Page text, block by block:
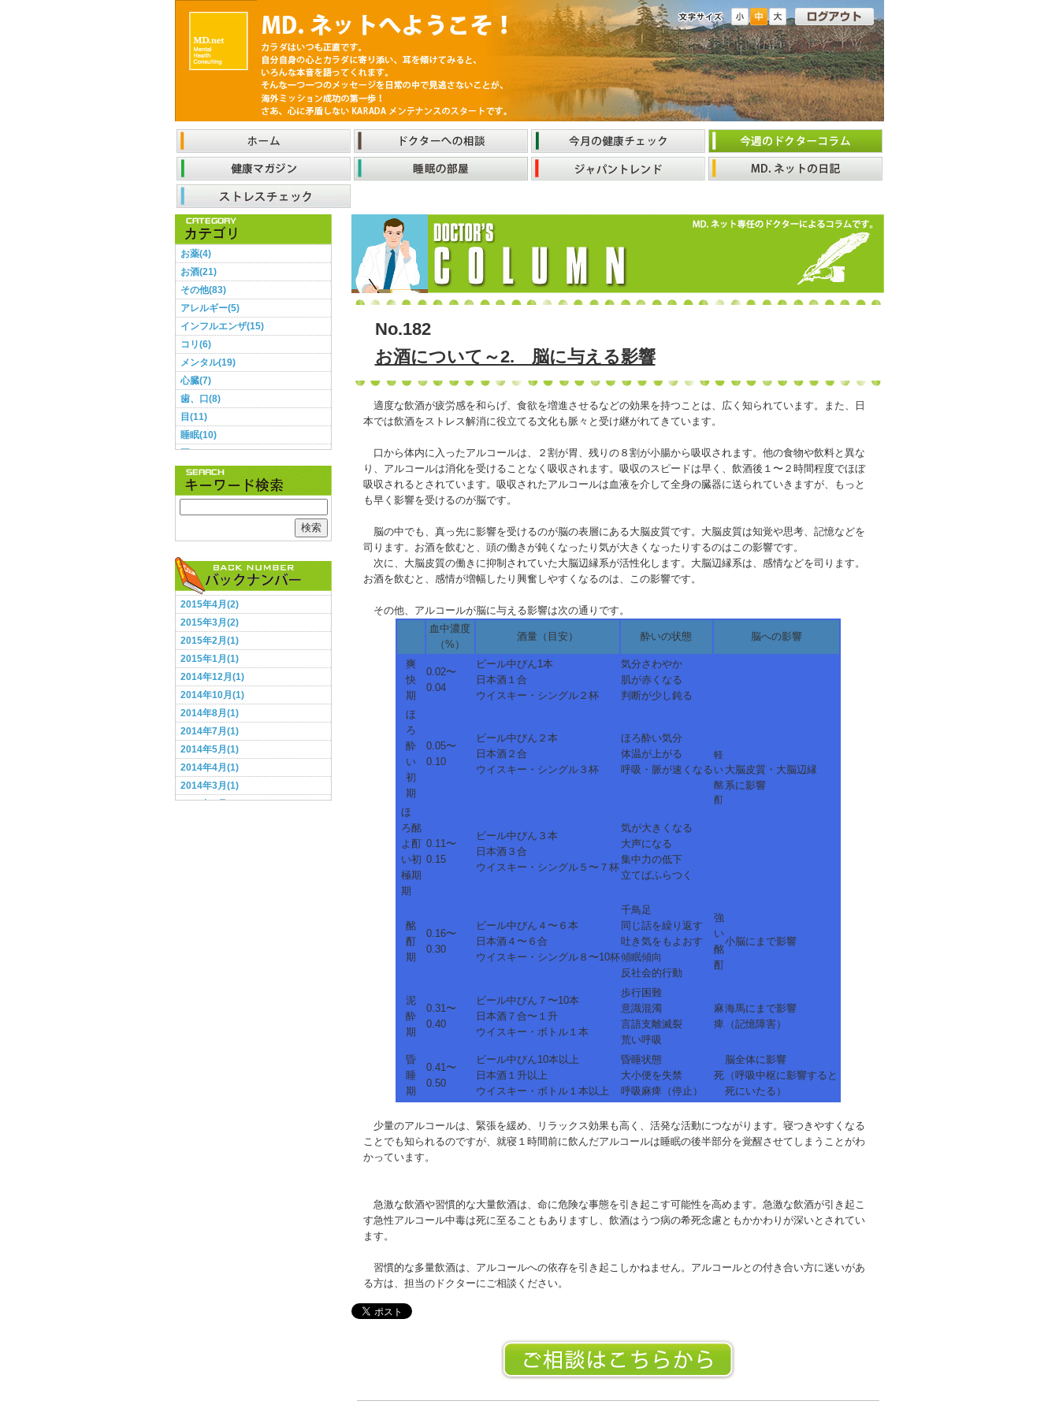
No.182
お酒について～2. 脳に与える影響
適度な飲酒が疲労感を和らげ、食欲を増進させるなどの効果を持つことは、広く知られています。また、日
本では飲酒をストレス解消に役立てる文化も脈々と受け継がれてきています。
口から体内に入ったアルコールは、２割が胃、残りの８割が小腸から吸収されます。他の食物や飲料と異な
り、アルコールは消化を受けることなく吸収されます。吸収のスピードは早く、飲酒後１〜２時間程度でほぼ
吸収されるとされています。吸収されたアルコールは血液を介して全身の臓器に送られていきますが、もっと
も早く影響を受けるのが脳です。
脳の中でも、真っ先に影響を受けるのが脳の表層にある大脳皮質です。大脳皮質は知覚や思考、記憶などを
司ります。お酒を飲むと、頭の働きが鈍くなったり気が大きくなったりするのはこの影響です。
次に、大脳皮質の働きに抑制されていた大脳辺縁系が活性化します。大脳辺縁系は、感情などを司ります。
お酒を飲むと、感情が増幅したり興奮しやすくなるのは、この影響です。
その他、アルコールが脳に与える影響は次の通りです。
血中濃度
（%）
酒量（目安） 酔いの状態 脳への影響
爽
快
期
0.02〜
0.04
ビール中びん1本
日本酒１合
ウイスキー・シングル２杯
気分さわやか
肌が赤くなる
判断が少し鈍る
軽
い
酩
酊
大脳皮質・大脳辺縁
系に影響
ほ
ろ
酔
い
初
期
0.05〜
0.10
ビール中びん２本
日本酒２合
ウイスキー・シングル３杯
ほろ酔い気分
体温が上がる
呼吸・脈が速くなる
ほ
ろ酩
よ酊
い初
極期
期
0.11〜
0.15
ビール中びん３本
日本酒３合
ウイスキー・シングル５〜７杯
気が大きくなる
大声になる
集中力の低下
立てばふらつく
酩
酊
期
0.16〜
0.30
ビール中びん４〜６本
日本酒４〜６合
ウイスキー・シングル８〜10杯
千鳥足
同じ話を繰り返す
吐き気をもよおす
傾眠傾向
反社会的行動
強
い
酩
酊
小脳にまで影響
泥
酔
期
0.31〜
0.40
ビール中びん７〜10本
日本酒７合〜１升
ウイスキー・ボトル１本
歩行困難
意識混濁
言語支離滅裂
荒い呼吸
麻
痺
海馬にまで影響
（記憶障害）
昏
睡
期
0.41〜
0.50
ビール中びん10本以上
日本酒１升以上
ウイスキー・ボトル１本以上
昏睡状態
大小便を失禁
呼吸麻痺（停止）
死
脳全体に影響
（呼吸中枢に影響すると
死にいたる）
少量のアルコールは、緊張を緩め、リラックス効果も高く、活発な活動につながります。寝つきやすくなる
ことでも知られるのですが、就寝１時間前に飲んだアルコールは睡眠の後半部分を覚醒させてしまうことがわ
かっています。
急激な飲酒や習慣的な大量飲酒は、命に危険な事態を引き起こす可能性を高めます。急激な飲酒が引き起こ
す急性アルコール中毒は死に至ることもありますし、飲酒はうつ病の希死念慮ともかかわりが深いとされてい
ます。
習慣的な多量飲酒は、アルコールへの依存を引き起こしかねません。アルコールとの付き合い方に迷いがあ
る方は、担当のドクターにご相談ください。
お薬(4)
お酒(21)
その他(83)
アレルギー(5)
インフルエンザ(15)
コリ(6)
メンタル(19)
心臓(7)
歯、口(8)
目(11)
睡眠(10)
耳(3)
肌(9)
肺(2)
脳(12)
腰(5)
血圧(8)
足(5)
頭(13)
食事(28)
鼻(2)
検索
2015年4月(2)
2015年3月(2)
2015年2月(1)
2015年1月(1)
2014年12月(1)
2014年10月(1)
2014年8月(1)
2014年7月(1)
2014年5月(1)
2014年4月(1)
2014年3月(1)
2014年2月(1)